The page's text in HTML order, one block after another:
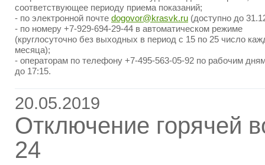
соответствующее периоду приема показаний;
- по электронной почте dogovor@krasvk.ru (доступно до
- по номеру +7-929-694-29-44 в автоматическом режиме
(круглосуточно без выходных в период с 15 по 25 число
месяца);
- операторам по телефону +7-495-563-05-92 по рабочим
до 17:15.
20.05.2019
Отключение горячей
24